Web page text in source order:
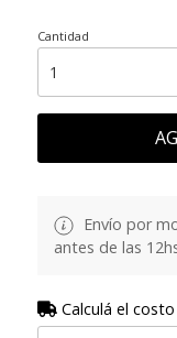
Cantidad
Envío por
antes de las
Calculá el